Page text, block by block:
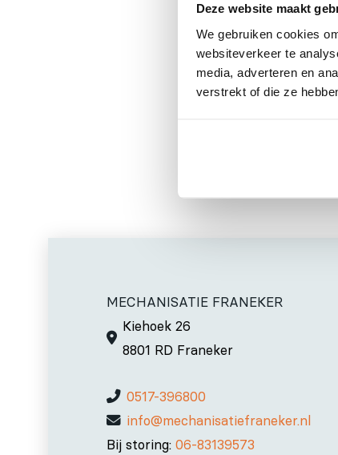
Deze website maakt
We gebruiken cookies
websiteverkeer te
media, adverteren en
verstrekt of die ze
De
vers
De
de
MECHANISATIE FRANEKER
Kiehoek 26
8801 RD Franeker
0517-396800
info@mechanisatiefraneker.nl
Bij storing:06-83139573